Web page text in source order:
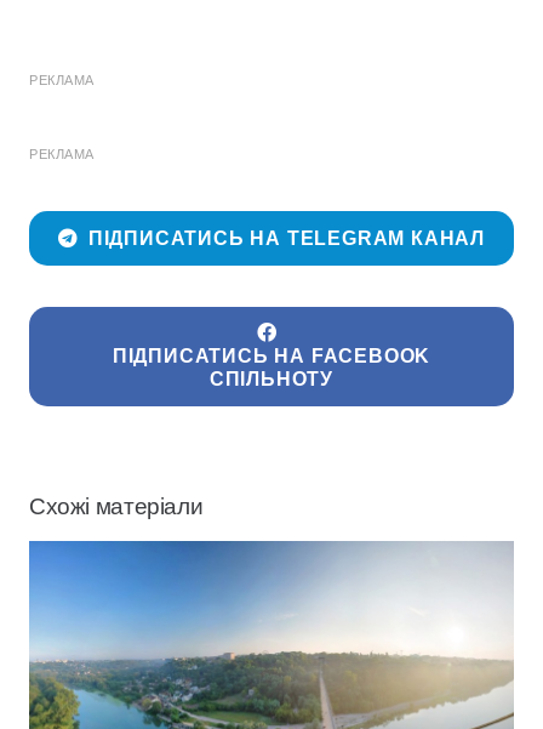
РЕКЛАМА
РЕКЛАМА
ПІДПИСАТИСЬ НА TELEGRAM КАНАЛ
ПІДПИСАТИСЬ НА FACEBOOK
СПІЛЬНОТУ
Схожі матеріали